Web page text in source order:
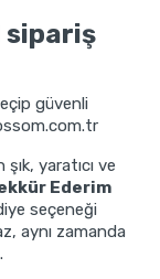
sipariş
güvenli
yaratıcı ve
Ederim
seçeneği
aynı zamanda